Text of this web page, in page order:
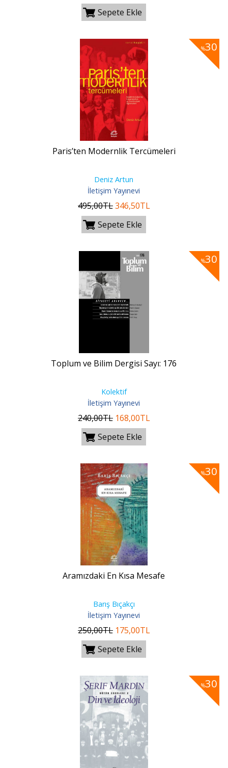
Sepete Ekle
%30
Paris’ten Modernlik Tercümeleri
Deniz Artun
İletişim Yayınevi
495,00TL346,50TL
Sepete Ekle
%30
Toplum ve Bilim Dergisi Sayı: 176
Kolektif
İletişim Yayınevi
240,00TL 168,00TL
Sepete Ekle
%30
Aramızdaki En Kısa Mesafe
Barış Bıçakçı
İletişim Yayınevi
250,00TL 175,00TL
Sepete Ekle
%30